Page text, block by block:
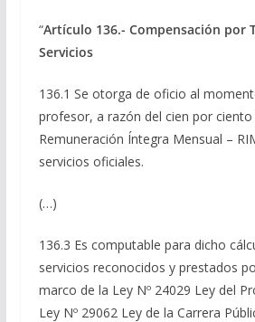
“Artículo 136.- Compensación por
Servicios
136.1 Se otorga de oficio al
profesor, a razón del cien por ciento
Remuneración Íntegra Mensual –
servicios oficiales.
(…)
136.3 Es computable para dicho
servicios reconocidos y prestados
marco de la Ley Nº 24029 Ley del
Ley Nº 29062 Ley de la Carrera